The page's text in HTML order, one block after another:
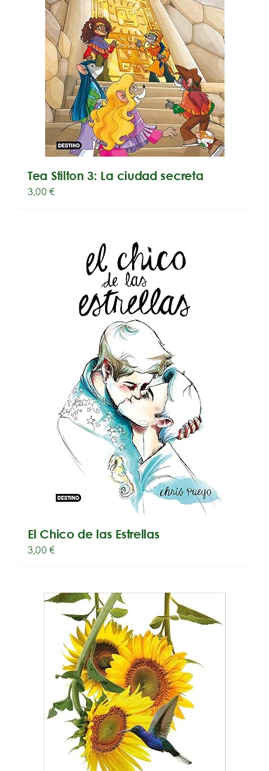
Tea Stilton 3: La ciudad secreta
3,00€
El Chico de las Estrellas
3,00€